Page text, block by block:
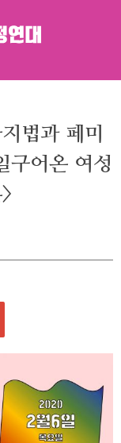
법과 페미
구어온 여성